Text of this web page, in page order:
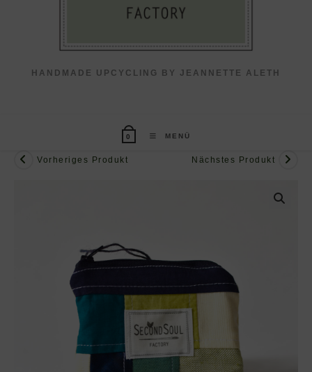
HANDMADE UPCYCLING BY JEANNETTE ALETH
0 MENÜ
Vorheriges Produkt Nächstes Produkt